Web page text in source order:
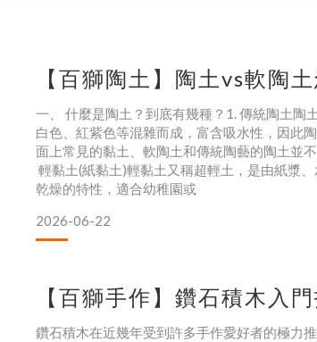
【百獅陶土】陶土vs軟陶
一、 什麼是陶土？到底有幾種？1. 傳統陶土
白色、紅紫色等混雜而成，富含吸水性，因此
面上常見的黏土、軟陶土和傳統陶藝的陶土並
輕黏土(紙黏土)輕黏土又稱超輕土，是由紙漿
乾燥的特性，適合幼稚園或
2026-06-22
【百獅手作】鑽石積木入
鑽石積木在近幾年受到許多手作愛好者的極力